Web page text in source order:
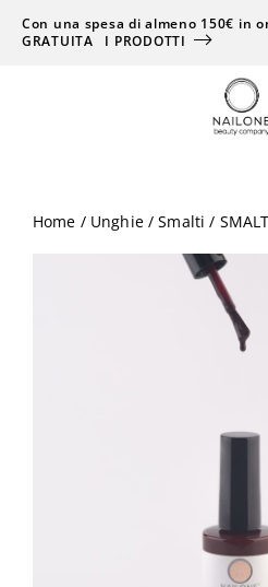
Con una spesa di almeno 150€ in
GRATUITA
I PRODOTTI
Home / Unghie/Smalti /